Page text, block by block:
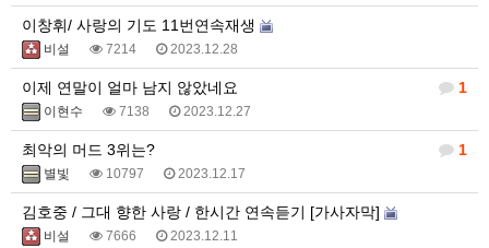
이창휘/ 사랑의 기도 11번연속재생
비설 7214 2023.12.28
1
이제 연말이 얼마 남지 않았네요
이현수 7138 2023.12.27
1
최악의 머드 3위는?
별빛 10797 2023.12.17
김호중 / 그대 향한 사랑 / 한시간 연속듣기 [가사자막]
비설 7666 2023.12.11